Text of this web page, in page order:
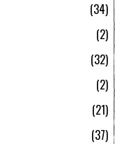
34
2
32
2
21
37